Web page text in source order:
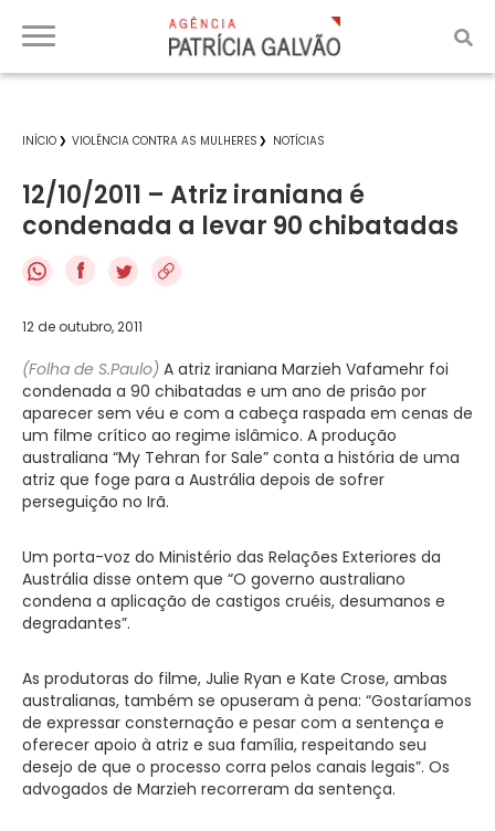
INÍCIO VIOLÊNCIA CONTRA AS MULHERES NOTÍCIAS
12/10/2011 – Atriz iraniana é
condenada a levar 90 chibatadas
f
12 de outubro, 2011
(Folha de S.Paulo) A atriz iraniana Marzieh Vafamehr foi
condenada a 90 chibatadas e um ano de prisão por
aparecer sem véu e com a cabeça raspada em cenas de
um filme crítico ao regime islâmico. A produção
australiana “My Tehran for Sale” conta a história de uma
atriz que foge para a Austrália depois de sofrer
perseguição no Irã.
Um porta-voz do Ministério das Relações Exteriores da
Austrália disse ontem que “O governo australiano
condena a aplicação de castigos cruéis, desumanos e
degradantes”.
As produtoras do filme, Julie Ryan e Kate Crose, ambas
australianas, também se opuseram à pena: “Gostaríamos
de expressar consternação e pesar com a sentença e
oferecer apoio à atriz e sua família, respeitando seu
desejo de que o processo corra pelos canais legais”. Os
advogados de Marzieh recorreram da sentença.